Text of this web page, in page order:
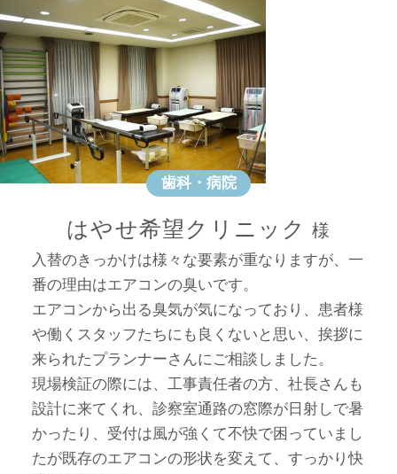
歯科・病院
はやせ希望クリニック
入替のきっかけは様々な要素が重なりますが、一
番の理由はエアコンの臭いです。
エアコンから出る臭気が気になっており、患者様
や働くスタッフたちにも良くないと思い、挨拶に
来られたプランナーさんにご相談しました。
現場検証の際には、工事責任者の方、社長さんも
設計に来てくれ、診察室通路の窓際が日射しで暑
かったり、受付は風が強くて不快で困っていまし
たが既存のエアコンの形状を変えて、すっかり快